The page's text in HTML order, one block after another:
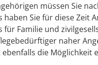
müssen Sie
Sie für diese Zeit
Familie und
naher
die Möglichkeit